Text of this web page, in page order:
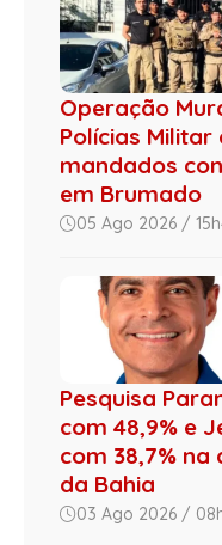
Operação
Polícias Militar
mandados
em Brumado
05 Ago 2026 /
Pesquisa
com 48,9% e
com 38,7%
da Bahia
03 Ago 2026 /